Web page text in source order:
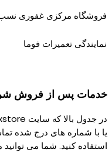
فروشگاه مرکزی غفوری
نمایندگی تعمیرات فوما
خدمات پس از فروش
یا با شماره های درج شده
استفاده کنید. شما می